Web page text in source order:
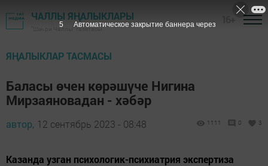
ЧАЛЛЫ ЯҢАЛЫКЛАРЫ
"Шәһри Чаллы" газетасы
ЯҢАЛЫКЛАР ТАСМАСЫ
Баласы өчен көрәшүче Нигина
Мирзаяновадан - хәбәр
автор, 12 сентябрь 2023 - 08:48 1111 0 3
Казанда узган психологик-психиатрия экспертиза
3 Автоматическое закрытие баннера через